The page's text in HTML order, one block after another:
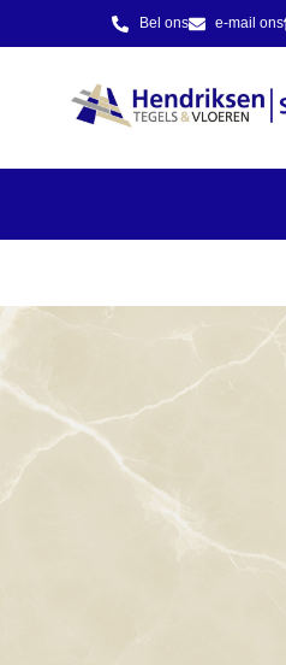
Bel ons e-mail ons